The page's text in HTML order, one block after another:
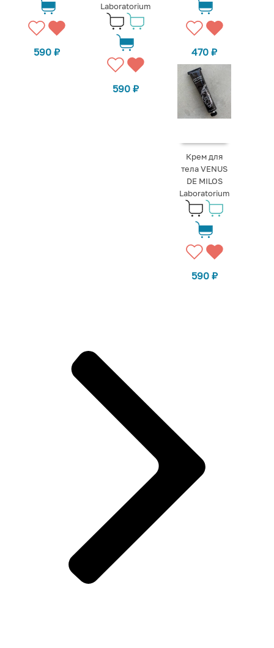
590₽
Laboratorium
590 ₽
470₽
Крем для
тела VENUS
DE MILOS
Laboratorium
590 ₽